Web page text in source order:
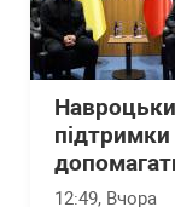
12:49, Вчора